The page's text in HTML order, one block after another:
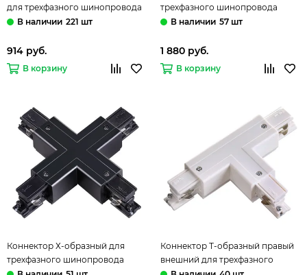
для трехфазного шинопровода
135051 черный Novotech
221 шт
914 руб.
В корзину
трехфазного шинопровода
135052 белый Novotech
57 шт
1 880 руб.
В корзину
Коннектор Х-образный для
трехфазного шинопровода
Коннектор Т-образный правый
внешний для трехфазного